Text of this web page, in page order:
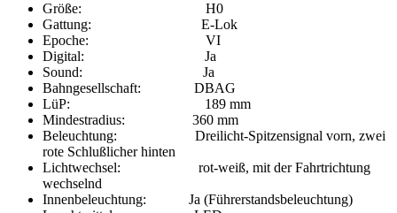
Größe: H0
Gattung: E-Lok
Epoche: VI
Digital: Ja
Sound: Ja
Bahngesellschaft: DBAG
LüP: 189 mm
Mindestradius: 360 mm
Beleuchtung: Dreilicht-Spitzensignal vorn, zwei
rote Schlußlicher hinten
Lichtwechsel: rot-weiß, mit der Fahrtrichtung
wechselnd
Innenbeleuchtung: Ja (Führerstandsbeleuchtung)